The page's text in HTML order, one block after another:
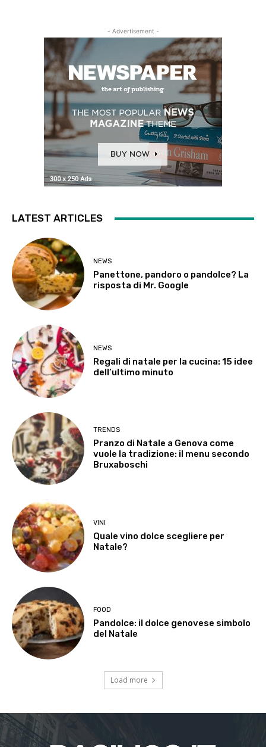
- Advertisement -
LATEST ARTICLES
NEWS
Panettone, pandoro o pandolce? La
risposta di Mr. Google
NEWS
Regali di natale per la cucina: 15 idee
dell’ultimo minuto
TRENDS
Pranzo di Natale a Genova come
vuole la tradizione: il menu secondo
Bruxaboschi
VINI
Quale vino dolce scegliere per
Natale?
FOOD
Pandolce: il dolce genovese simbolo
del Natale
Load more